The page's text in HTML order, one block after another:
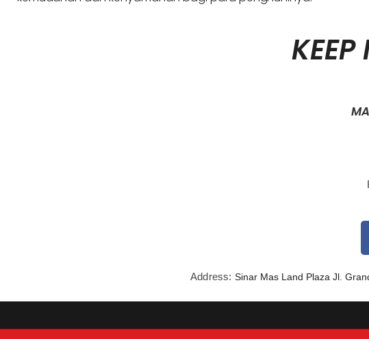
Address: Sinar Mas Land Plaza Jl.